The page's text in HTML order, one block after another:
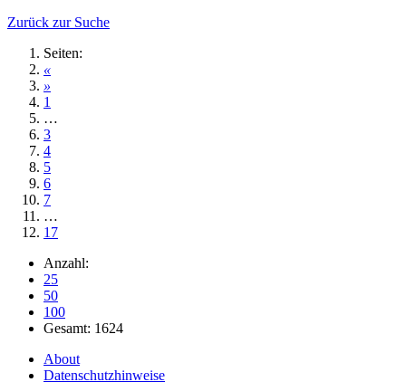
Zurück zur Suche
Seiten:
«
»
1
…
3
4
5
6
7
…
17
Anzahl:
25
50
100
Gesamt: 1624
About
Datenschutzhinweise